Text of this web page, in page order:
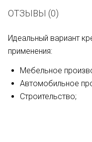
ОТЗЫВЫ (0)
Идеальный вариант
применения:
Мебельное
Автомобильное
Строительство;